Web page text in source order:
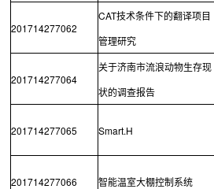
201714277062
CAT技术条件下的翻译项目
管理研究
201714277064
关于济南市流浪动物生存现
状的调查报告
201714277065 Smart.H
201714277066 智能温室大棚控制系统